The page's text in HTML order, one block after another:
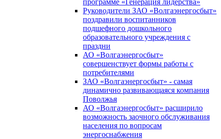
программе «Генерация лидерства»
Руководители ЗАО «Волгаэнергосбыт»
поздравили воспитанников
подшефного дошкольного
образовательного учреждения с
праздни
АО «Волгаэнергосбыт»
совершенствует формы работы с
потребителями
ЗАО «Волгаэнергосбыт» - самая
динамично развивающаяся компания
Поволжья
АО «Волгаэнергосбыт» расширило
возможность заочного обслуживания
населения по вопросам
энергоснабжения